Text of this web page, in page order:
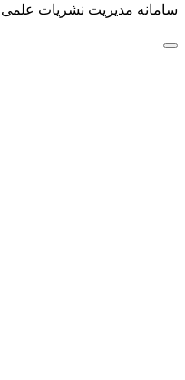
سامانه مدیریت نشریات